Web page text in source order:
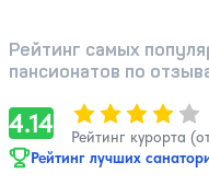
Рейтинг самых
пансионатов по
4.14 Оценка,
Рейтинг курорта
Рейтинг лучших